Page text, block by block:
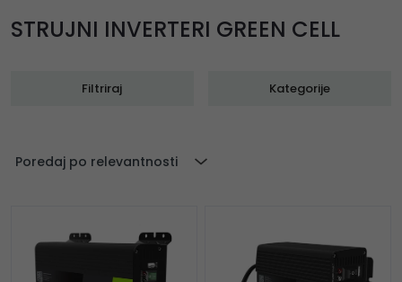
STRUJNI INVERTERI GREEN CELL
Filtriraj Kategorije
Poredaj po relevantnosti